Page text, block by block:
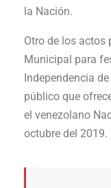
la Nación.
Otro de los actos
Municipal para
Independencia
público que
el venezolano
octubre del 2019.